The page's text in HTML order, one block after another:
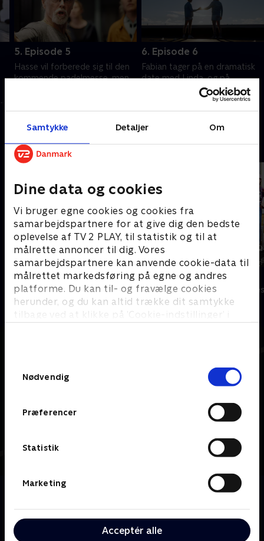
Samtykke Detaljer Om
Dine data og cookies
Vi bruger egne cookies og cookies fra
samarbejdspartnere for at give dig den bedste
oplevelse af TV 2 PLAY, til statistik og til at
målrette annoncer til dig. Vores
samarbejdspartnere kan anvende cookie-data til
målrettet markedsføring på egne og andres
platforme. Du kan til- og fravælge cookies
herunder, og du kan altid trække dit samtykke
tilbage ved at klikke på ’Cookie-indstillinger’ i
Nødvendig
Præferencer
Statistik
Marketing
Acceptér alle
5. Episode 5
Hasse vil forberede sig til den
kommende padelmesse, men
fokuserer al sin
opmærksomhed på hende
6. Episode 6
Fabian tager på en dramatisk
date med Linda, og på
padelmessen må han mægle i
en gidselaffære, som Linda har
startet
Andre så også
Bert (dansk tale)
Komedie • 1 sæsoner
Hold vejret
Komedie • 1
der er sent ude, men som alligevel satser alt på egen
padelhal.